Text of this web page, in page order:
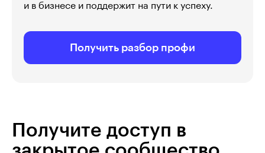
и в бизнесе и поддержит на пути к успеху.
Получить разбор профи
Получите доступ в